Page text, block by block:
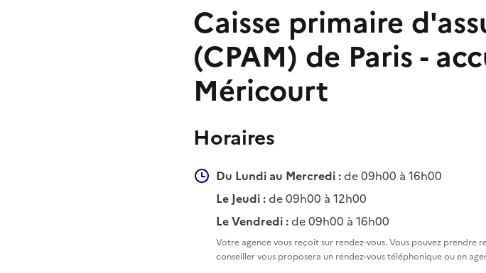
Caisse primaire
(CPAM) de Paris -
Méricourt
Horaires
Du Lundi au Mercredi :de 09h00 à 16h00
Le Jeudi :de 09h00 à 12h00
Le Vendredi :de 09h00 à 16h00
Votre agence vous reçoit sur rendez-vous. Vous pouvez prendre
conseiller vous proposera un rendez-vous téléphonique ou en